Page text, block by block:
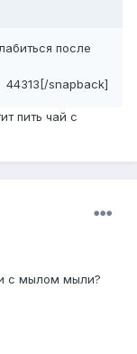
после
44313[/snapback]
пить чай с
с мылом мыли?